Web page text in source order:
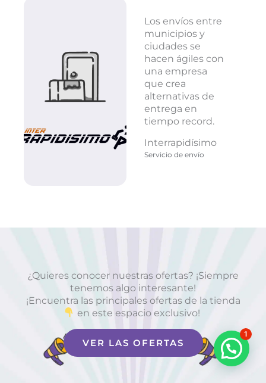
Los envíos entre
municipios y
ciudades se
hacen ágiles con
una empresa
que crea
alternativas de
entrega en
tiempo record.
Interrapidísimo
Servicio de envío
¿Quieres conocer nuestras ofertas? ¡Siempre
tenemos algo interesante!
¡Encuentra las principales ofertas de la tienda
en este espacio exclusivo!
VER LAS OFERTAS
1